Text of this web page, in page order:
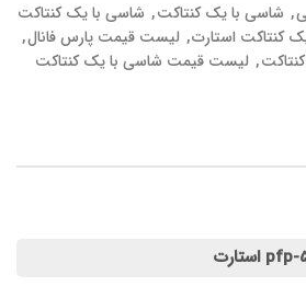
, شاسی با یک کنتاکت, شاسی با یک کنتاکت
کنتاکت استارت, لیست قیمت پارس فانال,
, لیست قیمت شاسی با یک کنتاکت